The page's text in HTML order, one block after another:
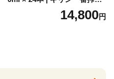
キリンビール 一番搾り ビー
ル 24缶 きりんいちばんしぼ
14,800円